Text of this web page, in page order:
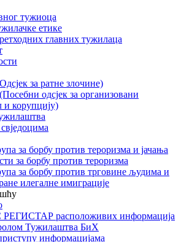
тужиоца
етике
главних тужилаца
за ратне злочине)
одсјек за организовани
и корупцију)
за борбу против тероризма и јачања
за борбу против тероризма
за борбу против трговине људима и
илегалне имиграције
расположивих информација
Тужилаштва БиХ
информацијама